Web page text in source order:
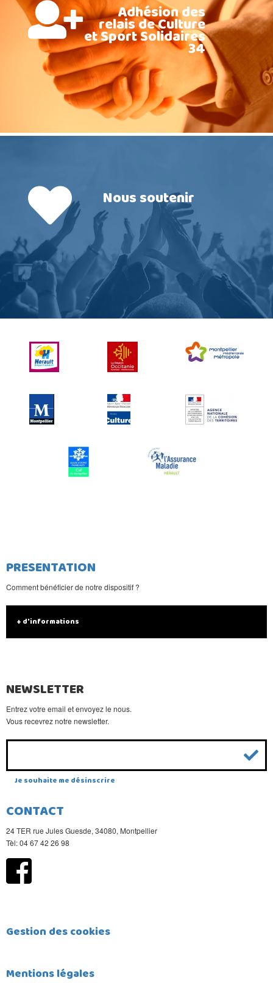
Adhésion des
relais de Culture
et Sport Solidaires
34
Nous soutenir
PRESENTATION
Comment bénéficier de notre dispositif ?
+ d'informations
NEWSLETTER
Entrez votre email et envoyez le nous.
Vous recevrez notre newsletter.
Je souhaite me désinscrire
CONTACT
24 TER rue Jules Guesde, 34080, Montpellier
Tèl: 04 67 42 26 98
Gestion des cookies
Mentions légales